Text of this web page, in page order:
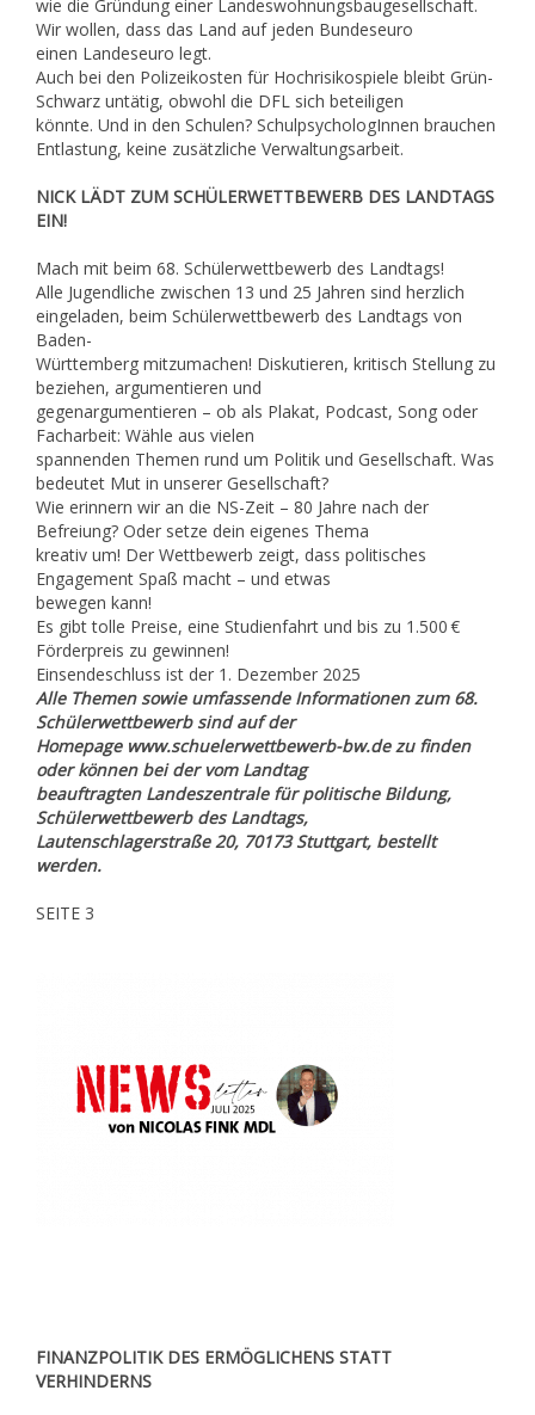
wie die Gründung einer Landeswohnungsbaugesellschaft.
Wir wollen, dass das Land auf jeden Bundeseuro
einen Landeseuro legt.
Auch bei den Polizeikosten für Hochrisikospiele bleibt Grün-
Schwarz untätig, obwohl die DFL sich beteiligen
könnte. Und in den Schulen? SchulpsychologInnen brauchen
Entlastung, keine zusätzliche Verwaltungsarbeit.
NICK LÄDT ZUM SCHÜLERWETTBEWERB DES LANDTAGS
EIN!
Mach mit beim 68. Schülerwettbewerb des Landtags!
Alle Jugendliche zwischen 13 und 25 Jahren sind herzlich
eingeladen, beim Schülerwettbewerb des Landtags von
Baden-
Württemberg mitzumachen! Diskutieren, kritisch Stellung zu
beziehen, argumentieren und
gegenargumentieren – ob als Plakat, Podcast, Song oder
Facharbeit: Wähle aus vielen
spannenden Themen rund um Politik und Gesellschaft. Was
bedeutet Mut in unserer Gesellschaft?
Wie erinnern wir an die NS-Zeit – 80 Jahre nach der
Befreiung? Oder setze dein eigenes Thema
kreativ um! Der Wettbewerb zeigt, dass politisches
Engagement Spaß macht – und etwas
bewegen kann!
Es gibt tolle Preise, eine Studienfahrt und bis zu 1.500 €
Förderpreis zu gewinnen!
Einsendeschluss ist der 1. Dezember 2025
Alle Themen sowie umfassende Informationen zum 68.
Schülerwettbewerb sind auf der
Homepage www.schuelerwettbewerb-bw.de zu finden
oder können bei der vom Landtag
beauftragten Landeszentrale für politische Bildung,
Schülerwettbewerb des Landtags,
Lautenschlagerstraße 20, 70173 Stuttgart, bestellt
werden.
SEITE 3
FINANZPOLITIK DES ERMÖGLICHENS STATT
VERHINDERNS